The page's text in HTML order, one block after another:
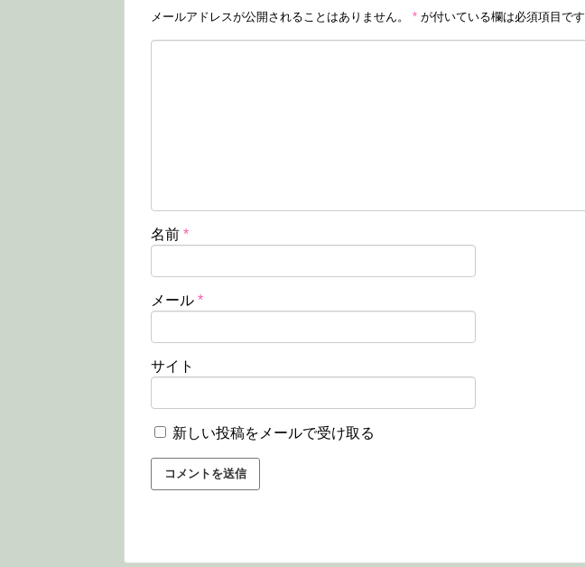
メールアドレスが公開されることはありません。 * が付いている欄は必須項目です
名前 *
メール *
サイト
新しい投稿をメールで受け取る